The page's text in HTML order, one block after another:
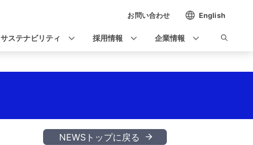
お問い合わせ English
サステナビリティ 採用情報 企業情報
NEWSトップに戻る